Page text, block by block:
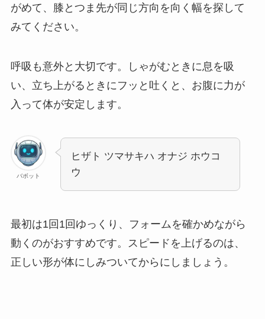
がめて、膝とつま先が同じ方向を向く幅を探して
みてください。
呼吸も意外と大切です。しゃがむときに息を吸
い、立ち上がるときにフッと吐くと、お腹に力が
入って体が安定します。
バボット
ヒザト ツマサキハ オナジ ホウコ
ウ
最初は1回1回ゆっくり、フォームを確かめながら
動くのがおすすめです。スピードを上げるのは、
正しい形が体にしみついてからにしましょう。